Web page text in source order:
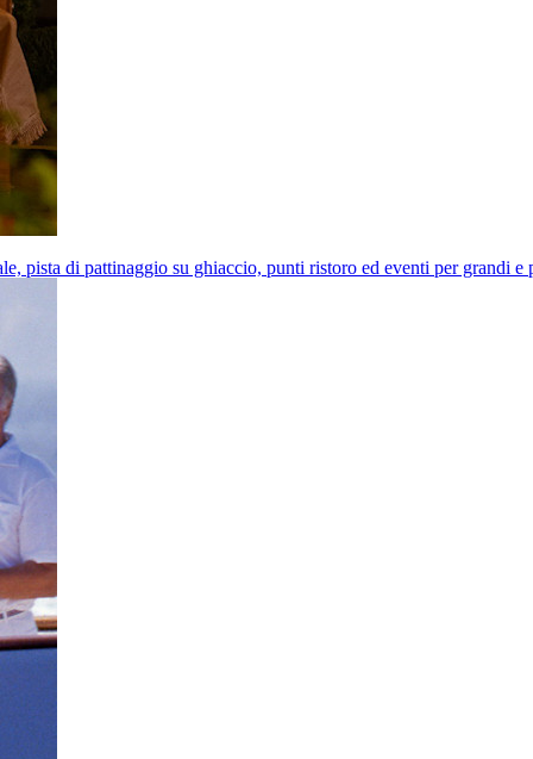
pista di pattinaggio su ghiaccio, punti ristoro ed eventi per grandi e